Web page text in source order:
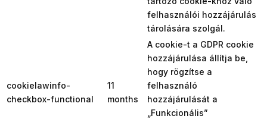
felhasználói hozzájárulás
tárolására szolgál.
cookielawinfo-
checkbox-functional
11
months
A cookie-t a GDPR cookie
hozzájárulása állítja be,
hogy rögzítse a
felhasználó
hozzájárulását a
„Funkcionális”